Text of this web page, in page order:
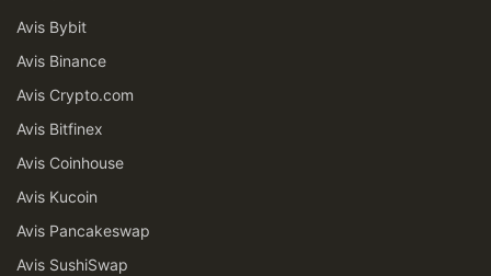
Avis Bybit
Avis Binance
Avis Crypto.com
Avis Bitfinex
Avis Coinhouse
Avis Kucoin
Avis Pancakeswap
Avis SushiSwap